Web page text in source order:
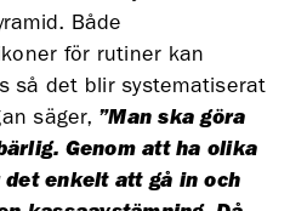
Både
för rutiner kan
så det blir systematiserat
säger, ”Man ska göra
Genom att ha olika
enkelt att gå in och